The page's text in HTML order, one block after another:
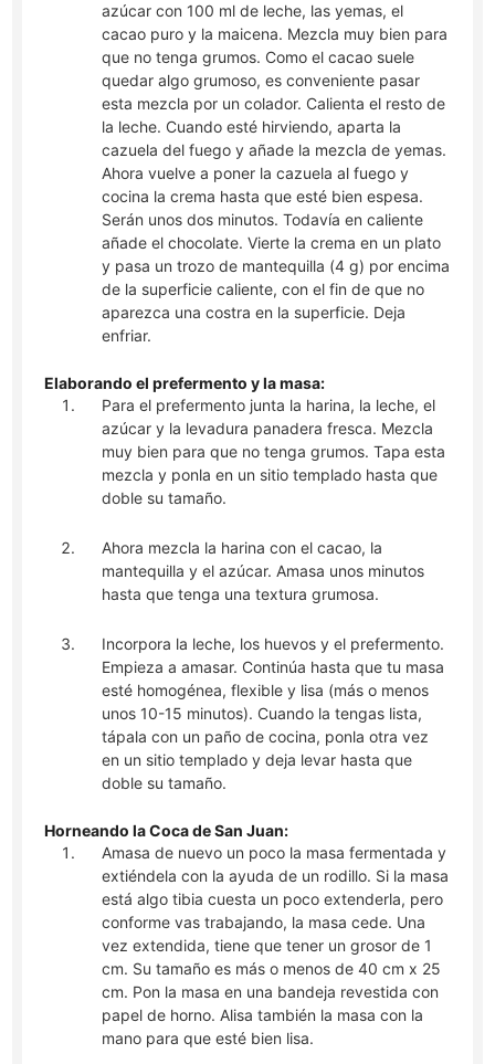
azúcar con 100 ml de leche, las yemas, el
cacao puro y la maicena. Mezcla muy bien para
que no tenga grumos. Como el cacao suele
quedar algo grumoso, es conveniente pasar
esta mezcla por un colador. Calienta el resto de
la leche. Cuando esté hirviendo, aparta la
cazuela del fuego y añade la mezcla de yemas.
Ahora vuelve a poner la cazuela al fuego y
cocina la crema hasta que esté bien espesa.
Serán unos dos minutos. Todavía en caliente
añade el chocolate. Vierte la crema en un plato
y pasa un trozo de mantequilla (4 g) por encima
de la superficie caliente, con el fin de que no
aparezca una costra en la superficie. Deja
enfriar.
Elaborando el prefermento y la masa:
Para el prefermento junta la harina, la leche, el
azúcar y la levadura panadera fresca. Mezcla
muy bien para que no tenga grumos. Tapa esta
mezcla y ponla en un sitio templado hasta que
doble su tamaño.
Ahora mezcla la harina con el cacao, la
mantequilla y el azúcar. Amasa unos minutos
hasta que tenga una textura grumosa.
Incorpora la leche, los huevos y el prefermento.
Empieza a amasar. Continúa hasta que tu masa
esté homogénea, flexible y lisa (más o menos
unos 10-15 minutos). Cuando la tengas lista,
tápala con un paño de cocina, ponla otra vez
en un sitio templado y deja levar hasta que
doble su tamaño.
Horneando la Coca de San Juan:
Amasa de nuevo un poco la masa fermentada y
extiéndela con la ayuda de un rodillo. Si la masa
está algo tibia cuesta un poco extenderla, pero
conforme vas trabajando, la masa cede. Una
vez extendida, tiene que tener un grosor de 1
cm. Su tamaño es más o menos de 40 cm x 25
cm. Pon la masa en una bandeja revestida con
papel de horno. Alisa también la masa con la
mano para que esté bien lisa.